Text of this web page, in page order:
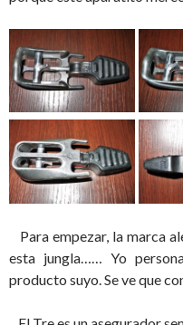
Para empezar, la marca
esta jungla…… Yo
producto suyo. Se ve que